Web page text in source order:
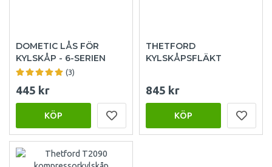
DOMETIC LÅS FÖR
KYLSKÅP - 6-SERIEN
(3)
445 kr
KÖP
THETFORD
KYLSKÅPSFLÄKT
845 kr
KÖP